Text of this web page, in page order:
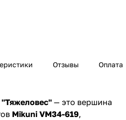
Отзывы Оплата
— это вершина
Mikuni VM34-619,